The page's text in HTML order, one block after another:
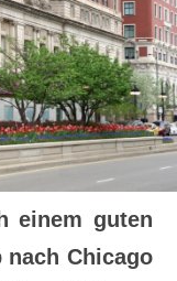
einem guten
Chicago